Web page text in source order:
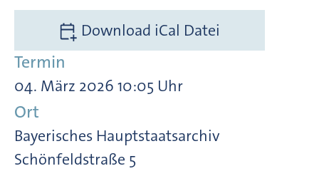
Download iCal Datei
Termin
04. März 2026 10:05 Uhr
Ort
Bayerisches Hauptstaatsarchiv
Schönfeldstraße 5